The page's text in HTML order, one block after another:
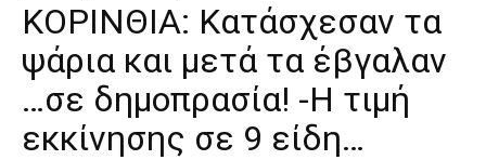
ΚΟΡΙΝΘΙΑ: Κατάσχεσαν τα
ψάρια και μετά τα έβγαλαν
…σε δημοπρασία! -Η τιμή
εκκίνησης σε 9 είδη…